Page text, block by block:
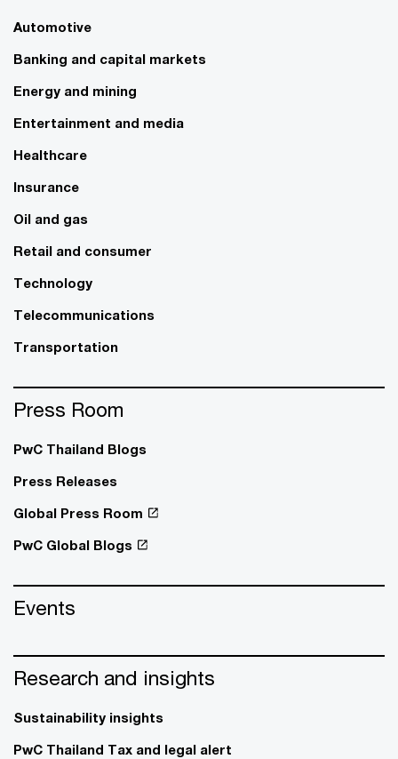
Automotive
Banking and capital markets
Energy and mining
Entertainment and media
Healthcare
Insurance
Oil and gas
Retail and consumer
Technology
Telecommunications
Transportation
Press Room
PwC Thailand Blogs
Press Releases
Global Press Room
PwC Global Blogs
Events
Research and insights
Sustainability insights
PwC Thailand Tax and legal alert